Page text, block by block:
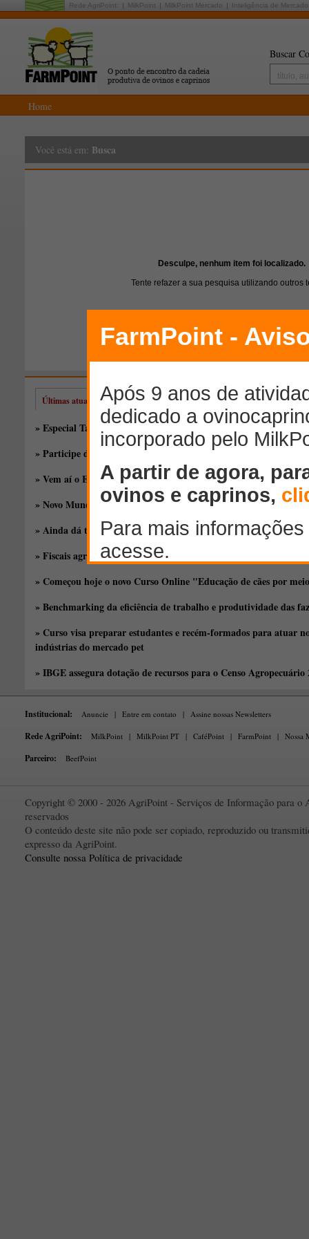
Rede AgriPoint: MilkPoint MilkPoint Mercado Inteligência de Mercado
Buscar
Home
Você está em: Busca
Desculpe, nenhum item foi localizado.
Tente refazer a sua pesquisa utilizando outros
Últimas atualizações
» Especial Taça de Silagem: novos híbridos, antigas discussões
» Participe do EducaPoint Day, o melhor evento online gratuito!
» Vem aí o EducaPoint!
» Novo Mundo Rural, por Xico Graziano
» Ainda dá tempo de participar do treinamento sobre produção
» Fiscais agropecuários decidem entrar em greve na próxima
» Começou hoje o novo Curso Online "Educação de cães por
» Benchmarking da eficiência de trabalho e produtividade das
» Curso visa preparar estudantes e recém-formados para atuar
indústrias do mercado pet
» IBGE assegura dotação de recursos para o Censo Agropecuário
Institucional: Anuncie | Entre em contato | Assine nossas Newsletters
Rede AgriPoint: MilkPoint | MilkPoint PT | CaféPoint | FarmPoint | Nossa
Parceiro: BeefPoint
Copyright © 2000 - 2026 AgriPoint - Serviços de Informação para o
reservados
O conteúdo deste site não pode ser copiado, reproduzido ou
expresso da AgriPoint.
Consulte nossa Política de privacidade